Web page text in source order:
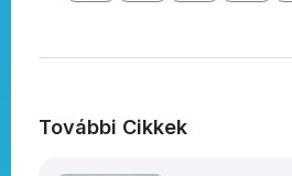
További Cikkek